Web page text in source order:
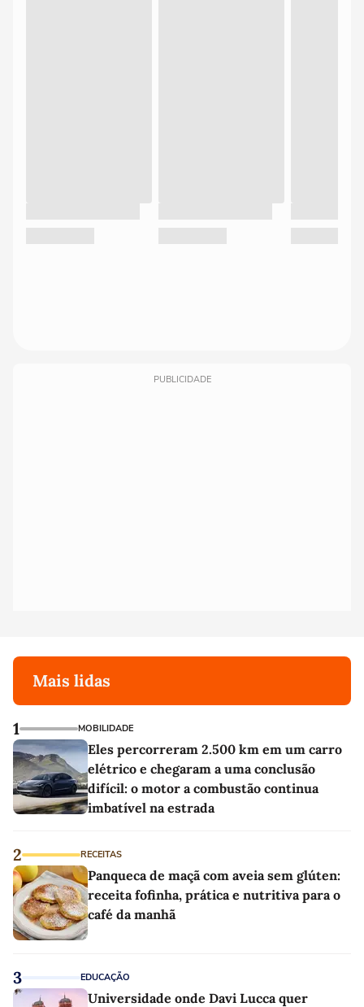
PUBLICIDADE
Mais lidas
1 MOBILIDADE
Eles percorreram 2.500 km em um carro
elétrico e chegaram a uma conclusão
difícil: o motor a combustão continua
imbatível na estrada
2 RECEITAS
Panqueca de maçã com aveia sem glúten:
receita fofinha, prática e nutritiva para o
café da manhã
3 EDUCAÇÃO
Universidade onde Davi Lucca quer